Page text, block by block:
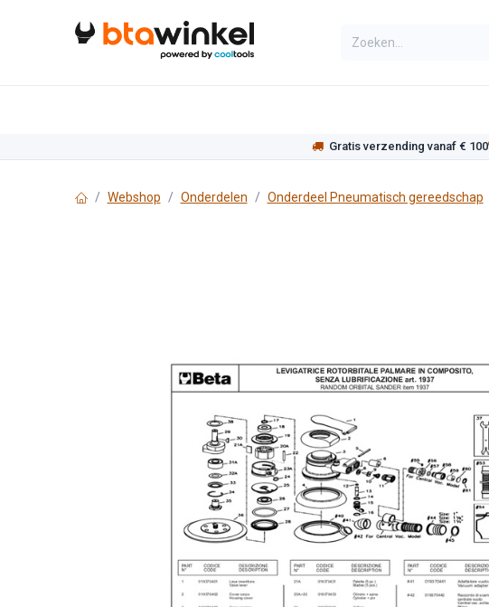
Gratis verzending vanaf € 100
Webshop Onderdelen Onderdeel Pneumatisch gereedschap